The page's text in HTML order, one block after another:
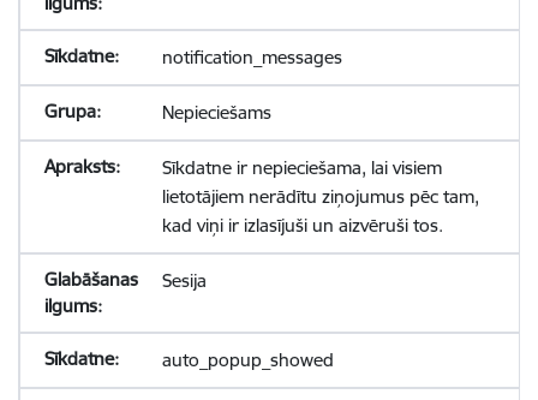
notification_messages
Nepieciešams
Sīkdatne ir nepieciešama, lai visiem
lietotājiem nerādītu ziņojumus pēc tam,
kad viņi ir izlasījuši un aizvēruši tos.
Sesija
auto_popup_showed